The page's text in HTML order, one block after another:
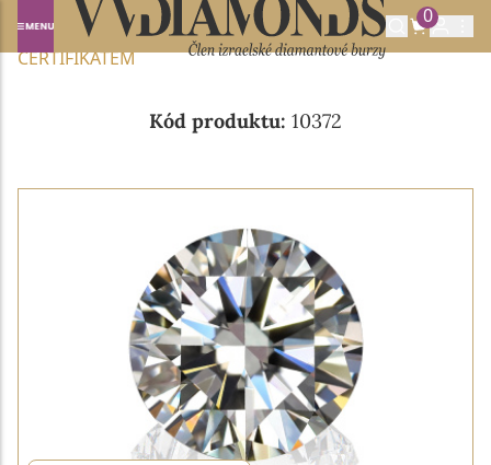
0
Domů NABÍDKA DIAMANTŮ
0.43CT F/VS2 S GIA
CERTIFIKÁTEM
Kód produktu: 10372